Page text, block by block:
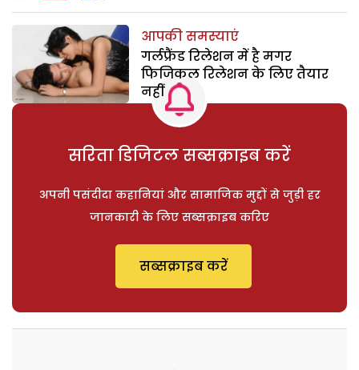
आपकी समस्याएं
गर्लफ्रैंड रिलेशन में है मगर
फिजिकल रिलेशन के लिए तैयार
नहीं
सरिता डिजिटल सब्सक्राइब करें
अपनी पसंदीदा कहानियां और सामाजिक मुद्दों से जुड़ी हर
जानकारी के लिए सब्सक्राइब करिए
सब्सक्राइब करें